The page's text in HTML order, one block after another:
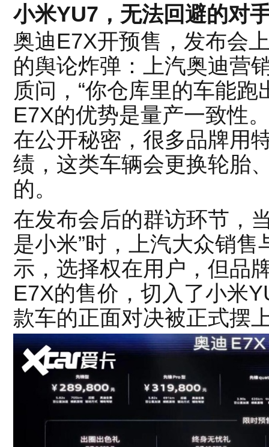
小米YU7，无法回避的对
奥迪E7X开预售，发布会
的舆论炸弹：上汽奥迪营
质问，“你仓库里的车能
E7X的优势是量产一致性
在公开秘密，很多品牌用
绩，这类车辆会更换轮胎
的。
在发布会后的群访环节，
是小米”时，上汽大众销
示，选择权在用户，但品
E7X的售价，切入了小米
款车的正面对决被正式摆